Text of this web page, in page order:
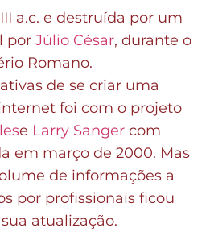
a.c. e destruída por um
por Júlio César, durante o
Romano.
de se criar uma
foi com o projeto
e Larry Sanger com
em março de 2000. Mas
de informações a
por profissionais ficou
atualização.